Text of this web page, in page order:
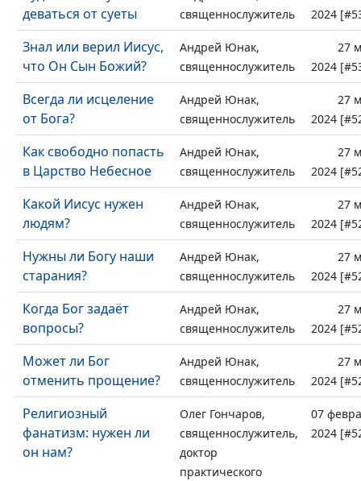
деваться от суеты
священнослужитель
2024
Знал или верил Иисус,
что Он Сын Божий?
Андрей Юнак,
священнослужитель
27
2024
Всегда ли исцеление
от Бога?
Андрей Юнак,
священнослужитель
27
2024
Как свободно попасть
в Царство Небесное
Андрей Юнак,
священнослужитель
27
2024
Какой Иисус нужен
людям?
Андрей Юнак,
священнослужитель
27
2024
Нужны ли Богу наши
старания?
Андрей Юнак,
священнослужитель
27
2024
Когда Бог задаёт
вопросы?
Андрей Юнак,
священнослужитель
27
2024
Может ли Бог
отменить прощение?
Андрей Юнак,
священнослужитель
27
2024
Религиозный
фанатизм: нужен ли
он нам?
Олег Гончаров,
священнослужитель,
доктор
практического
07
2024